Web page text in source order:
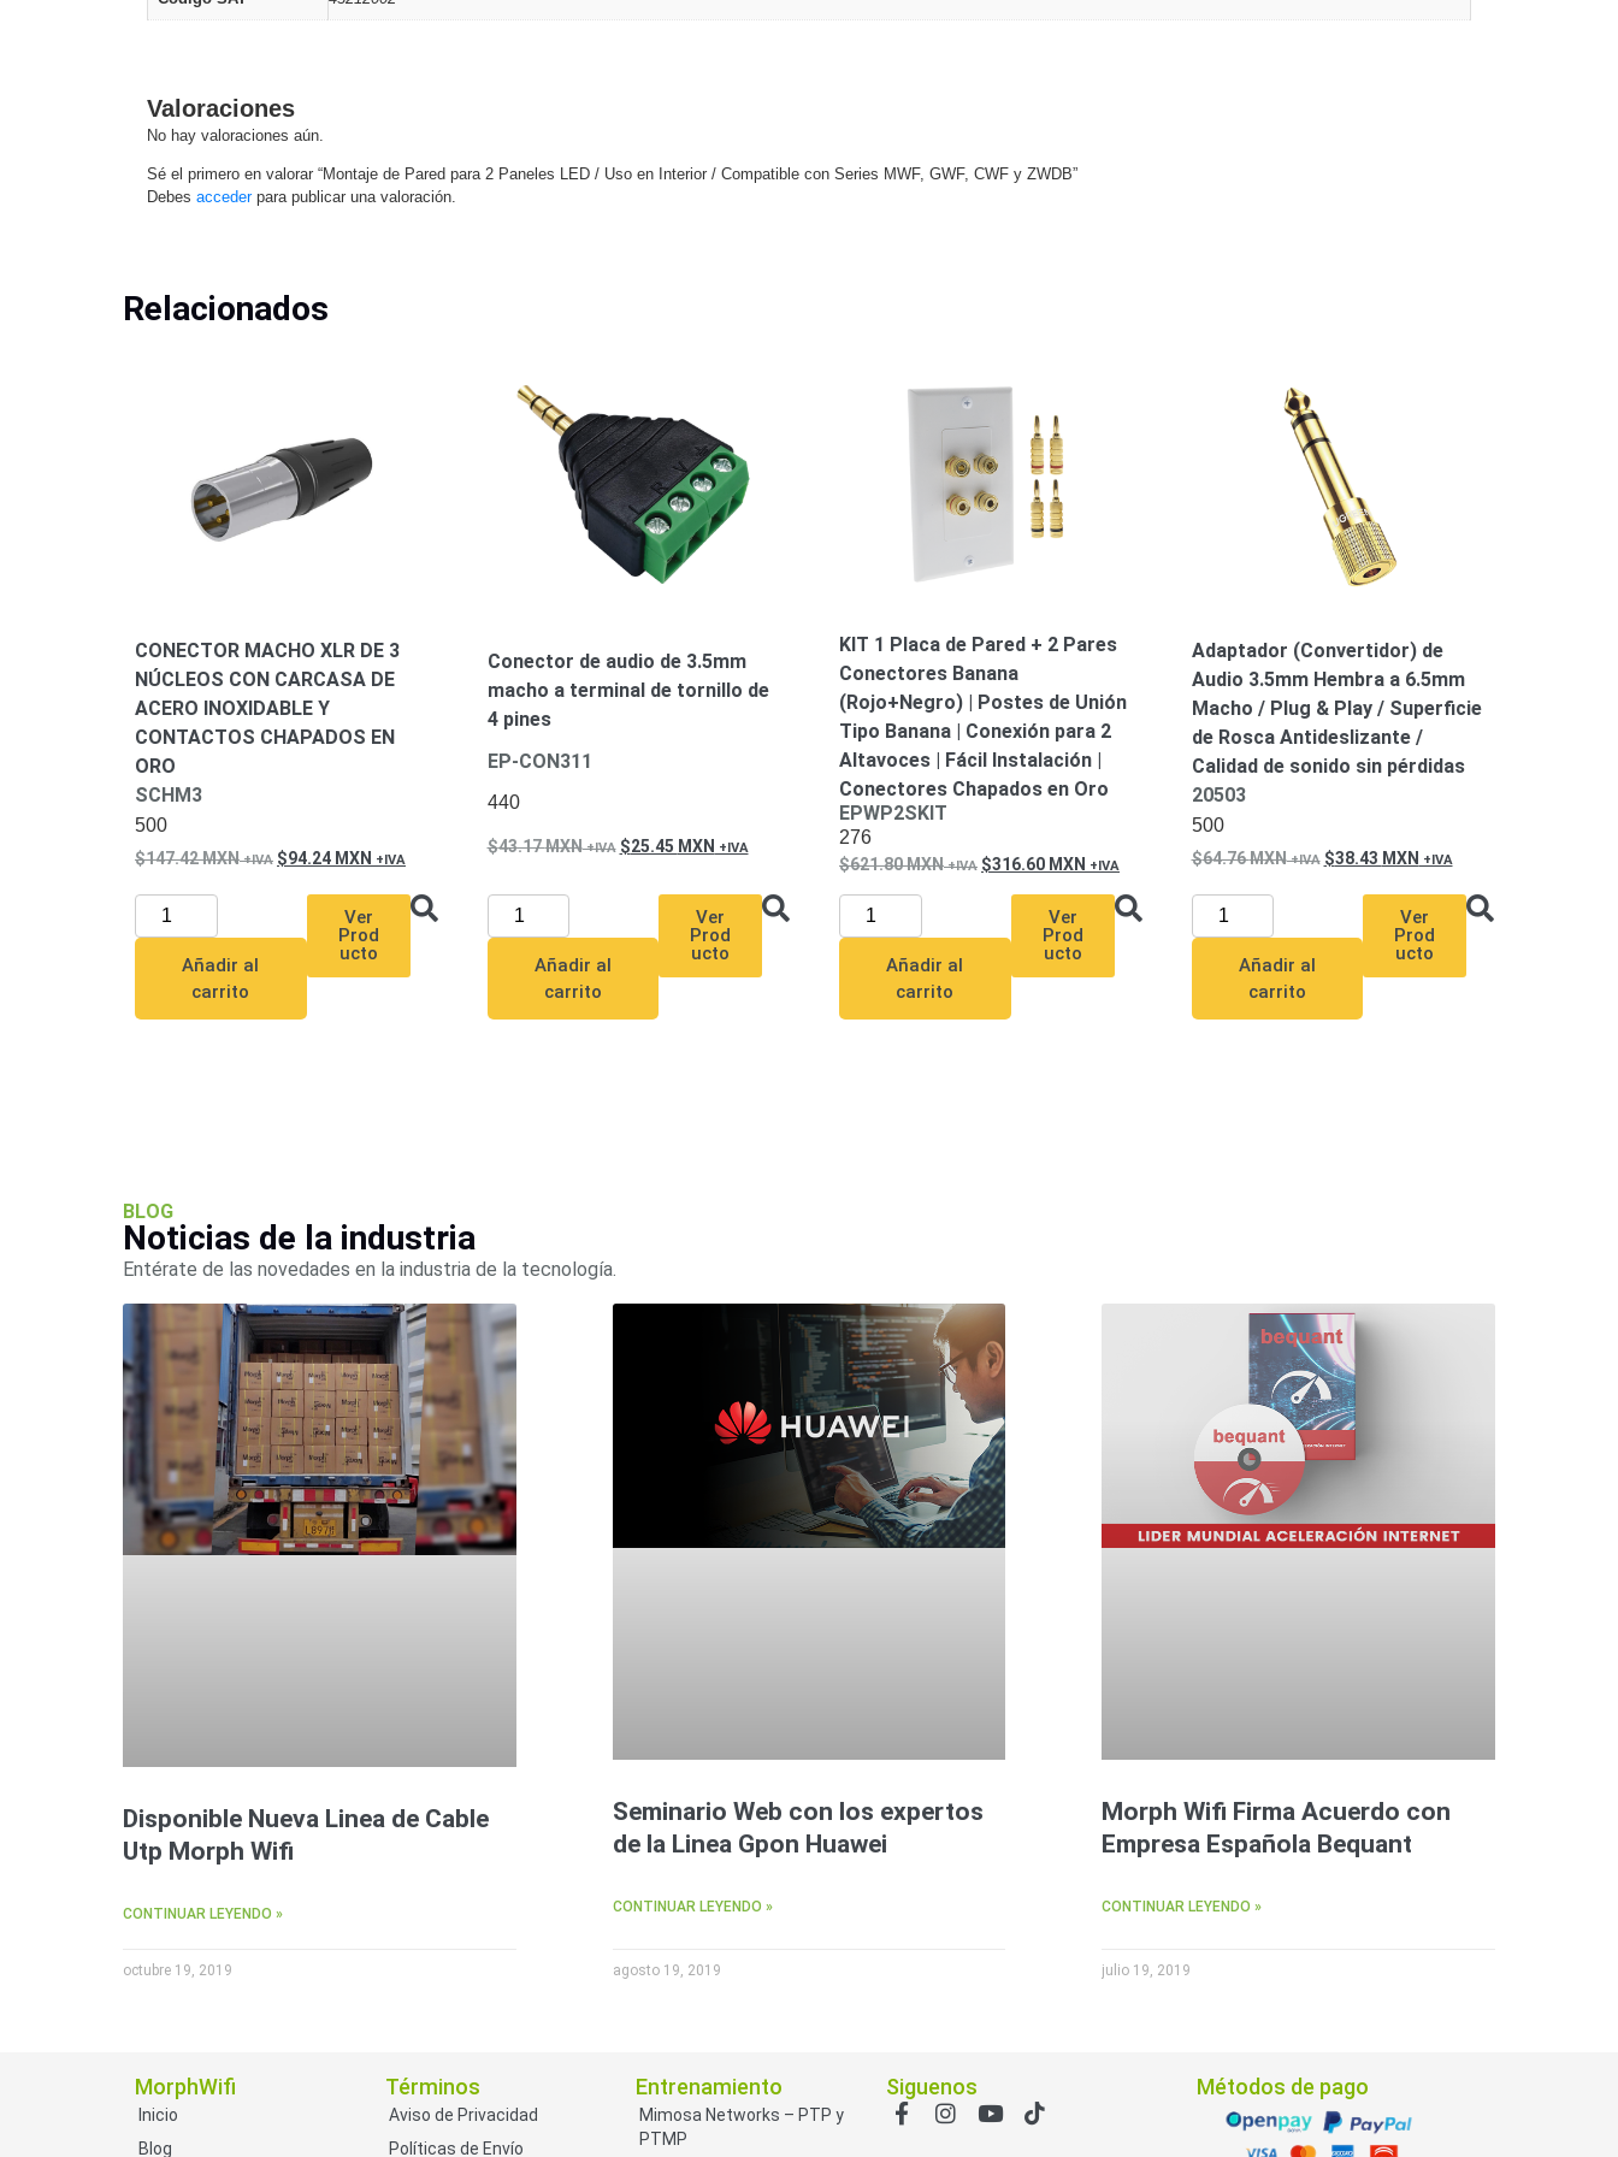
Valoraciones
No hay valoraciones aún.
Sé el primero en valorar “Montaje de Pared para 2 Paneles LED / Uso en Interior / Compatible con Series MWF, GWF, CWF y ZWDB”
Debes accederpara publicar una valoración.
Relacionados
CONECTOR MACHO XLR DE 3
NÚCLEOS CON CARCASA DE
ACERO INOXIDABLE Y
CONTACTOS CHAPADOS EN
ORO
SCHM3
500
147.42MXN 94.24 MXN
Añadir al
carrito
Ver
Prod
ucto
Conector de audio de 3.5mm
macho a terminal de tornillo de
4 pines
EP-CON311
440
43.17MXN 25.45 MXN
Añadir al
carrito
Ver
Prod
ucto
KIT 1 Placa de Pared + 2 Pares
Conectores Banana
(Rojo+Negro) | Postes de Unión
Tipo Banana | Conexión para 2
Altavoces | Fácil Instalación |
Conectores Chapados en Oro
EPWP2SKIT
276
621.80MXN 316.60 MXN
Añadir al
carrito
Ver
Prod
ucto
Adaptador (Convertidor) de
Audio 3.5mm Hembra a 6.5mm
Macho / Plug & Play / Superficie
de Rosca Antideslizante /
Calidad de sonido sin pérdidas
20503
500
64.76MXN 38.43 MXN
Añadir al
carrito
Ver
Prod
ucto
BLOG
Noticias de la industria
Entérate de las novedades en la industria de la tecnología.
Disponible Nueva Linea de Cable
Utp Morph Wifi
CONTINUAR LEYENDO »
octubre 19, 2019
Seminario Web con los expertos
de la Linea Gpon Huawei
CONTINUAR LEYENDO »
agosto 19, 2019
Morph Wifi Firma Acuerdo con
Empresa Española Bequant
CONTINUAR LEYENDO »
julio 19, 2019
MorphWifi
Inicio
Blog
Términos
Aviso de Privacidad
Políticas de Envío
Entrenamiento
Mimosa Networks – PTP y
PTMP
Siguenos Métodos de pago